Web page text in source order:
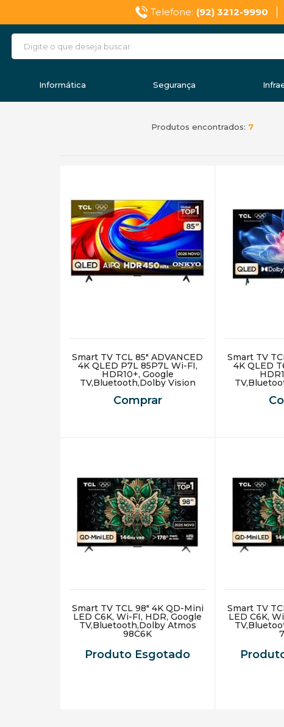
Telefone: (92) 3212-9990
Informática Segurança
Produtos encontrados: 7
Smart TV TCL 85" ADVANCED
4K QLED P7L 85P7L Wi-FI,
HDR10+, Google
TV,Bluetooth,Dolby Vision
Comprar
Smart TV
4K QLED
Smart TV TCL 98" 4K QD-Mini
LED C6K, Wi-FI, HDR, Google
TV,Bluetooth,Dolby Atmos
98C6K
Produto Esgotado
Smart TV
LED C6K,